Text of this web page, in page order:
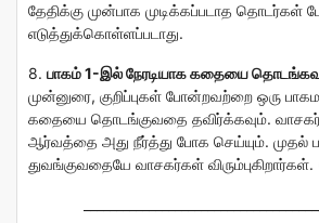
தேதிக்கு முன்பாக முடிக்கப்படாத தொடர்கள்
எடுத்துக்கொள்ளப்படாது.
8. பாகம் 1-இல் நேரடியாக கதையை
முன்னுரை, குறிப்புகள் போன்றவற்றை ஒரு
கதையை தொடங்குவதை தவிர்க்கவும்.
ஆர்வத்தை அது நீர்த்து போக செய்யும். முதல்
துவங்குவதையே வாசகர்கள் விரும்புகிறார்கள்.